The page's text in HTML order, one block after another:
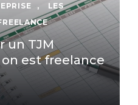
,
LES
un TJM
est freelance